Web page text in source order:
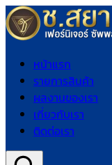
หน้าแรก
รายการสินค้า
ผลงานของเรา
เกี่ยวกับเรา
ติดต่อเรา